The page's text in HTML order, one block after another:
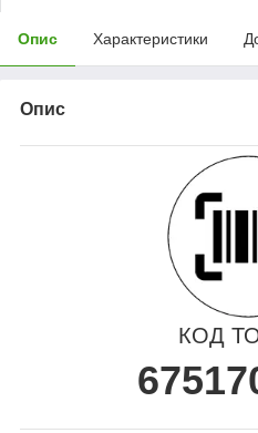
Опис Характеристики
Опис
КОД